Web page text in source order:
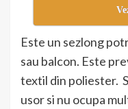
Este un sezlong
sau balcon. Este
textil din poliester.
usor si nu ocupa